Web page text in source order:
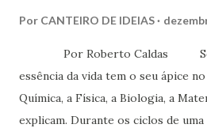
Por CANTEIRO DE IDEIAS
Por Roberto Caldas
essência da vida tem o seu ápice
Química, a Física, a Biologia, a
explicam. Durante os ciclos de